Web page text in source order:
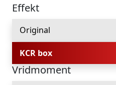
Effekt
Original
KCR box
Vridmoment